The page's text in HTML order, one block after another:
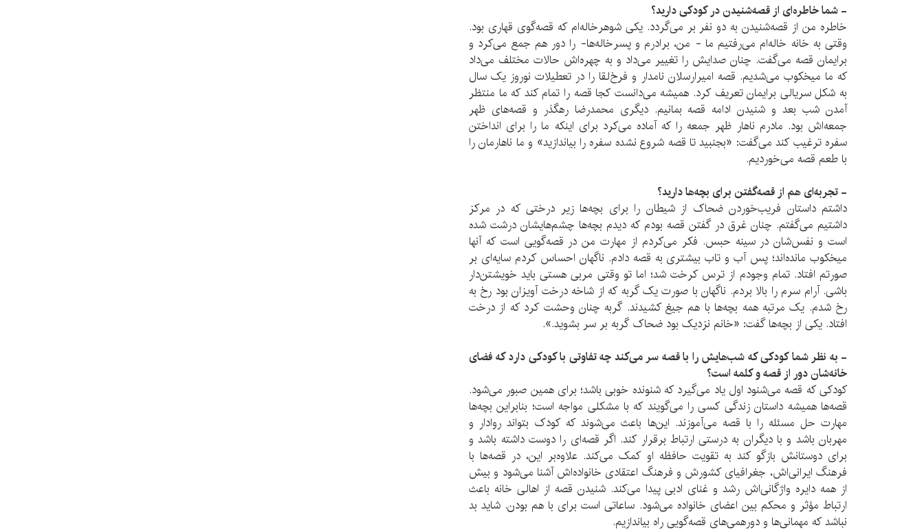
- شما خاطره‌ای از قصه‌شنیدن در کودکی دارید؟
خاطره من از قصه‌شنیدن به دو نفر بر می‌گردد. یکی شوهرخاله‌ام که قصه‌گوی قهاری بود.
وقتی به خانه خاله‌ام می‌رفتیم ما - من، برادرم و پسرخاله‌ها- را دور هم جمع می‌کرد و
برایمان قصه می‌گفت. چنان صدایش را تغییر می‌داد و به چهره‌اش حالات مختلف می‌داد
که ما میخکوب می‌شدیم. قصه امیرارسلان نامدار و فرخ‌لقا را در تعطیلات نوروز یک سال
به شکل سریالی برایمان تعریف کرد. همیشه می‌دانست کجا قصه را تمام کند که ما منتظر
آمدن شب بعد و شنیدن ادامه قصه بمانیم. دیگری محمدرضا رهگذر و قصه‌های ظهر
جمعه‌اش بود. مادرم ناهار ظهر جمعه را که آماده می‌کرد برای اینکه ما را برای انداختن
سفره ترغیب کند می‌گفت: «بجنبید تا قصه شروع نشده سفره را بیاندازید» و ما ناهارمان را
با طعم قصه می‌خوردیم.
- تجربه‌ای هم از قصه‌گفتن برای بچه‌ها دارید؟
داشتم داستان فریب‌خوردن ضحاک از شیطان را برای بچه‌ها زیر درختی که در مرکز
داشتیم می‌گفتم. چنان غرق در گفتن قصه بودم که دیدم بچه‌ها چشم‌هایشان درشت شده
است و نفس‌شان در سینه حبس. فکر می‌کردم از مهارت من در قصه‌گویی است که آنها
میخکوب مانده‌اند‌؛ پس آب و تاب بیشتری به قصه دادم. ناگهان احساس کردم سایه‌ای بر
صورتم افتاد. تمام وجودم از ترس کرخت شد؛ اما تو وقتی مربی هستی باید خویشتن‌دار
باشی. آرام سرم را بالا بردم. ناگهان با صورت یک گربه که از شاخه درخت آویزان بود رخ به
رخ شدم. یک مرتبه همه بچه‌ها با هم جیغ کشیدند. گربه چنان وحشت کرد که از درخت
افتاد. یکی از بچه‌ها گفت: «خانم نزدیک بود ضحاک گربه بر سر بشوید.».
- به نظر شما کودکی که شب‌هایش را با قصه سر می‌کند چه تفاوتی با کودکی دارد که فضای
خانه‌شان دور از قصه و کلمه است؟
کودکی که قصه می‌شنود اول یاد می‌گیرد که شنونده خوبی باشد؛ برای همین صبور می‌شود.
قصه‌ها همیشه داستان زندگی کسی را می‌گویند که با مشکلی مواجه است؛ بنابراین بچه‌ها
مهارت حل مسئله را با قصه می‌آموزند. این‌ها باعث می‌شوند که کودک بتواند روادار و
مهربان باشد و با دیگران به درستی ارتباط برقرار کند. اگر قصه‌ای را دوست داشته باشد و
برای دوستانش بازگو کند به تقویت حافظه او کمک می‌کند. علاوه‌بر این، در قصه‌ها با
فرهنگ ایرانی‌اش، جغرافیای کشورش و فرهنگ اعتقادی خانواده‌اش آشنا می‌شود و بیش
از همه دایره واژگانی‌اش رشد و غنای ادبی پیدا می‌کند. شنیدن قصه از اهالی خانه باعث
ارتباط مؤثر و محکم بین اعضای خانواده می‌شود. ساعاتی است برای با هم بودن. شاید بد
نباشد که مهمانی‌ها و دورهمی‌های قصه‌گویی راه بیاندازیم.